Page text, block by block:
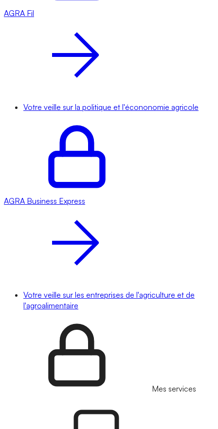
AGRA Fil
Votre veille sur la politique et l'écononomie agricole
AGRA Business Express
Votre veille sur les entreprises de l'agriculture et de
l'agroalimentaire
Mes services